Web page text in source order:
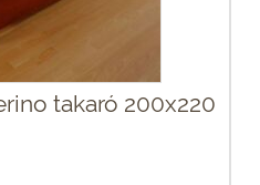
takaró 200x220